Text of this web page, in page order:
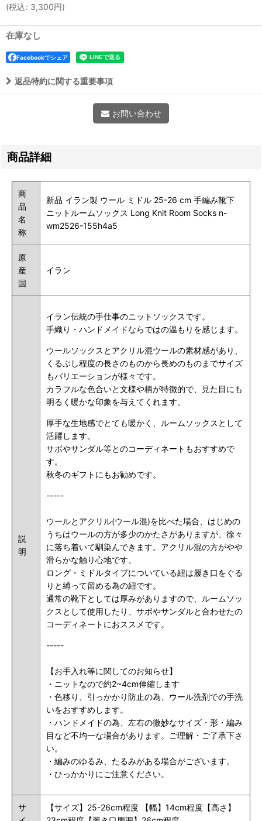
(税込: 3,300円)
在庫なし
Facebookでシェア
返品特約に関する重要事項
お問い合わせ
商品詳細
商
品
名
称
新品 イラン製 ウール ミドル 25-26 cm 手編み靴下
ニットルームソックス Long Knit Room Socks n-
wm2526-155h4a5
原
産
国
イラン
説
明
イラン伝統の手仕事のニットソックスです。
手織り・ハンドメイドならではの温もりを感じます。
ウールソックスとアクリル混ウールの素材感があり、
くるぶし程度の長さのものから長めのものまでサイズ
もバリエーションが様々です。
カラフルな色合いと文様や柄が特徴的で、見た目にも
明るく暖かな印象を与えてくれます。
厚手な生地感でとても暖かく、ルームソックスとして
活躍します。
サボやサンダル等とのコーディネートもおすすめで
す。
秋冬のギフトにもお勧めです。
-----
ウールとアクリル(ウール混)を比べた場合、はじめの
うちはウールの方が多少のかたさがありますが、徐々
に落ち着いて馴染んできます。アクリル混の方がやや
滑らかな触り心地です。
ロング・ミドルタイプについている紐は履き口をぐる
りと縛って留める為の紐です。
通常の靴下としては厚みがありますので、ルームソッ
クスとして使用したり、サボやサンダルと合わせたの
コーディネートにおススメです。
-----
【お手入れ等に関してのお知らせ】
・ニットなので約2~4cm伸縮します
・色移り、引っかかり防止の為、ウール洗剤での手洗
いをおすすめします。
・ハンドメイドの為、左右の微妙なサイズ・形・編み
目など不均一な場合があります。ご理解・ご了承下さ
い。
・編みのゆるみ、たるみがある場合がございます。
・ひっかかりにご注意ください。
サ
【サイズ】25-26cm程度 【幅】14cm程度【高さ】